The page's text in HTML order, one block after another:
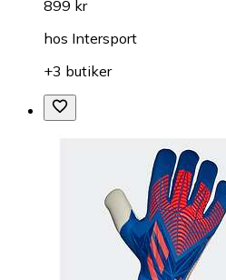
899 kr
hos Intersport
+3 butiker